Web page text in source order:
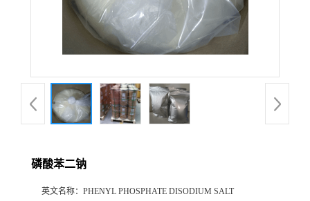
磷酸苯二钠
英文名称： PHENYL PHOSPHATE DISODIUM SALT